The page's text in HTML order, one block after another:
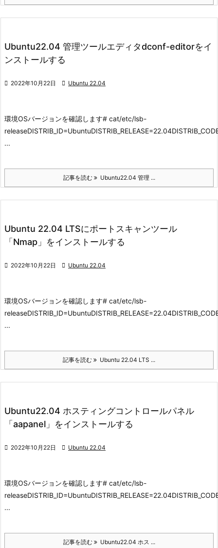
Ubuntu22.04 管理ツールエディタdconf-editorをイ
ンストールする
 2022年10月22日  Ubuntu 22.04
環境OSバージョンを確認します# cat/etc/lsb-
...
記事を読む Ubuntu22.04 管理 ...
Ubuntu 22.04 LTSにポートスキャンツール
「Nmap」をインストールする
 2022年10月22日  Ubuntu 22.04
環境OSバージョンを確認します# cat/etc/lsb-
...
記事を読む Ubuntu 22.04 LTS ...
Ubuntu22.04 ホスティングコントロールパネル
「aapanel」をインストールする
 2022年10月22日  Ubuntu 22.04
環境OSバージョンを確認します# cat/etc/lsb-
...
記事を読む Ubuntu22.04 ホス ...